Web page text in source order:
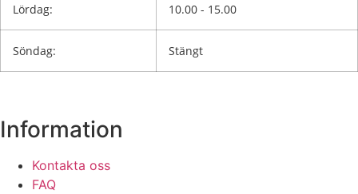
Lördag: 10.00 - 15.00
Söndag: Stängt
Information
Kontakta oss
FAQ